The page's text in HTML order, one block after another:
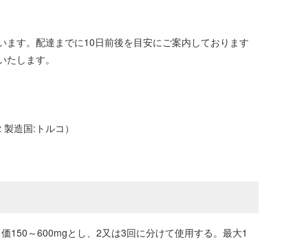
す。配達までに10日前後を目安にご案内しております
します。
造国:トルコ）
150～600mgとし、2又は3回に分けて使用する。最大1